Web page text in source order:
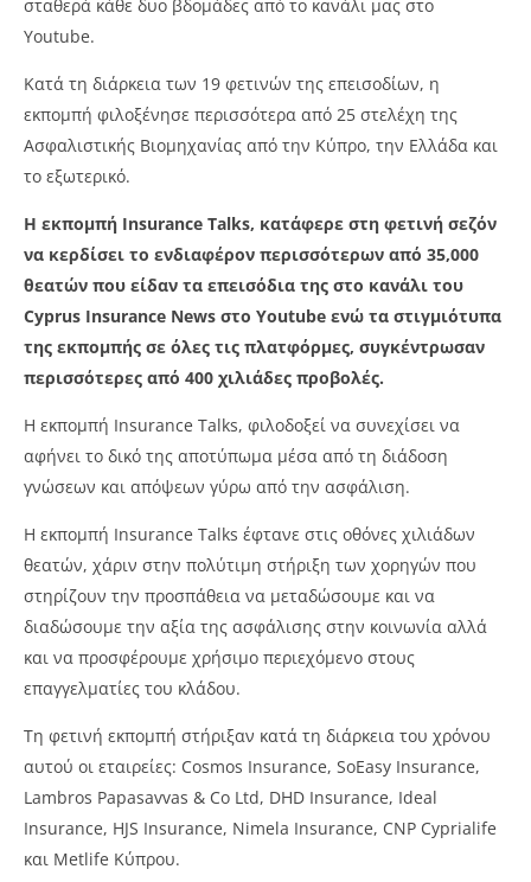
NOW VIEWING
Ξεπέρασε τις 400,000 προβολές η εκπομπή Insurance
Αυγούστου,
2024
Cyprus
Insurance
Team
σταθερά κάθε δυο βδομάδες από το κανάλι μας στο
Youtube.
Κατά τη διάρκεια των 19 φετινών της επεισοδίων, η
εκπομπή φιλοξένησε περισσότερα από 25 στελέχη της
Ασφαλιστικής Βιομηχανίας από την Κύπρο, την Ελλάδα και
το εξωτερικό.
Η εκπομπή Insurance Talks, κατάφερε στη φετινή σεζόν
να κερδίσει το ενδιαφέρον περισσότερων από 35,000
θεατών που είδαν τα επεισόδια της στο κανάλι του
Cyprus Insurance News στο Youtube ενώ τα στιγμιότυπα
της εκπομπής σε όλες τις πλατφόρμες, συγκέντρωσαν
περισσότερες από 400 χιλιάδες προβολές.
Η εκπομπή Insurance Talks, φιλοδοξεί να συνεχίσει να
αφήνει το δικό της αποτύπωμα μέσα από τη διάδοση
γνώσεων και απόψεων γύρω από την ασφάλιση.
Η εκπομπή Insurance Talks έφτανε στις οθόνες χιλιάδων
θεατών, χάριν στην πολύτιμη στήριξη των χορηγών που
στηρίζουν την προσπάθεια να μεταδώσουμε και να
διαδώσουμε την αξία της ασφάλισης στην κοινωνία αλλά
και να προσφέρουμε χρήσιμο περιεχόμενο στους
επαγγελματίες του κλάδου.
Τη φετινή εκπομπή στήριξαν κατά τη διάρκεια του χρόνου
αυτού οι εταιρείες: Cosmos Insurance, SoEasy Insurance,
Lambros Papasavvas & Co Ltd, DHD Insurance, Ideal
Insurance, HJS Insurance, Nimela Insurance, CNP Cyprialife
και Metlife Κύπρου.